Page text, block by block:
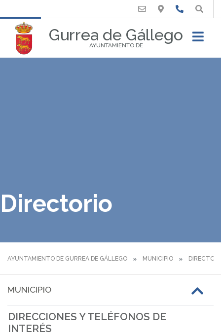
Gurrea de Gállego
AYUNTAMIENTO DE
Buscar
Directorio
AYUNTAMIENTO DE GURREA DE GÁLLEGO MUNICIPIO
MUNICIPIO
DIRECCIONES Y TELÉFONOS DE
INTERÉS